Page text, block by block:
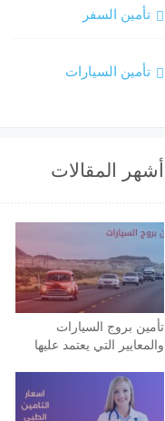
تأمين السفر
تأمين السيارات
أشهر المقالات
تأمين بروج السيارات
والمعايير التي يعتمد عليها